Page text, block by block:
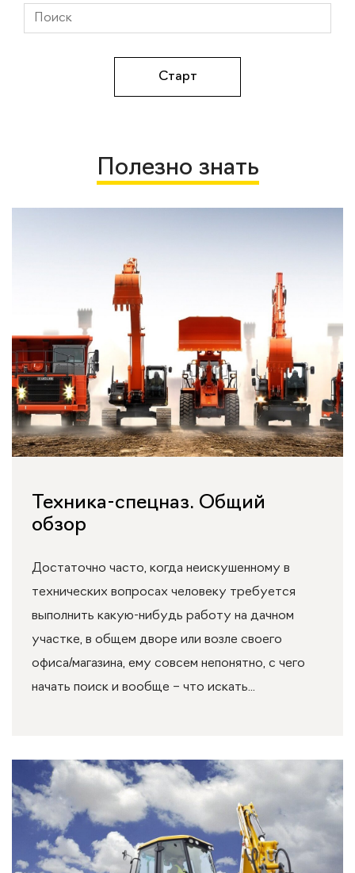
Полезно знать
Техника-спецназ. Общий
обзор
Достаточно часто, когда неискушенному в
технических вопросах человеку требуется
выполнить какую-нибудь работу на дачном
участке, в общем дворе или возле своего
офиса/магазина, ему совсем непонятно, с чего
начать поиск и вообще – что искать...